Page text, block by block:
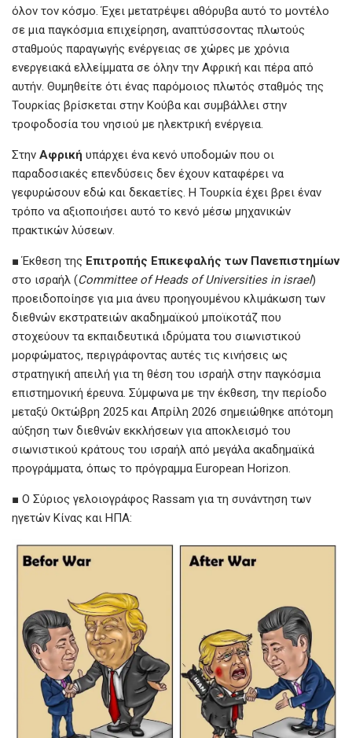
όλον τον κόσμο. Έχει μετατρέψει αθόρυβα αυτό το μοντέλο
σε μια παγκόσμια επιχείρηση, αναπτύσσοντας πλωτούς
σταθμούς παραγωγής ενέργειας σε χώρες με χρόνια
ενεργειακά ελλείμματα σε όλην την Αφρική και πέρα από
αυτήν. Θυμηθείτε ότι ένας παρόμοιος πλωτός σταθμός της
Τουρκίας βρίσκεται στην Κούβα και συμβάλλει στην
τροφοδοσία του νησιού με ηλεκτρική ενέργεια.
Στην Αφρική υπάρχει ένα κενό υποδομών που οι
παραδοσιακές επενδύσεις δεν έχουν καταφέρει να
γεφυρώσουν εδώ και δεκαετίες. Η Τουρκία έχει βρει έναν
τρόπο να αξιοποιήσει αυτό το κενό μέσω μηχανικών
πρακτικών λύσεων.
■ Έκθεση της Επιτροπής Επικεφαλής των Πανεπιστημίων
στο ισραήλ (Committee of Heads of Universities in israel)
προειδοποίησε για μια άνευ προηγουμένου κλιμάκωση των
διεθνών εκστρατειών ακαδημαϊκού μποϊκοτάζ που
στοχεύουν τα εκπαιδευτικά ιδρύματα του σιωνιστικού
μορφώματος, περιγράφοντας αυτές τις κινήσεις ως
στρατηγική απειλή για τη θέση του ισραήλ στην παγκόσμια
επιστημονική έρευνα. Σύμφωνα με την έκθεση, την περίοδο
μεταξύ Οκτώβρη 2025 και Απρίλη 2026 σημειώθηκε απότομη
αύξηση των διεθνών εκκλήσεων για αποκλεισμό του
σιωνιστικού κράτους του ισραήλ από μεγάλα ακαδημαϊκά
προγράμματα, όπως το πρόγραμμα European Horizon.
■ Ο Σύριος γελοιογράφος Rassam για τη συνάντηση των
ηγετών Κίνας και ΗΠΑ: